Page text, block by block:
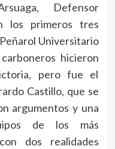
Defensor
los primeros tres
Universitario
hicieron
pero fue el
Castillo, que se
argumentos y una
de los más
dos realidades